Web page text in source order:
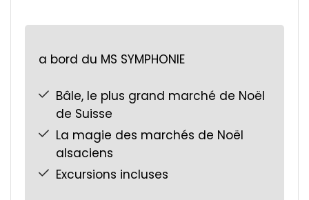
a bord du MS SYMPHONIE
Bâle, le plus grand marché de Noël
de Suisse
La magie des marchés de Noël
alsaciens
Excursions incluses